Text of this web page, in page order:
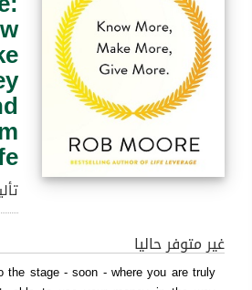
غير متوفر حاليا
stage - soon - where you are truly